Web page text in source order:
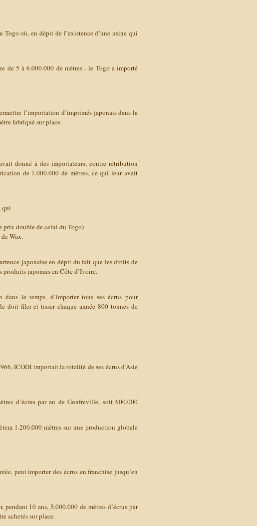
où, en dépit de l’existence d’une usine qui
de 5 à 6.000.000 de mètres - le Togo a importé
l’importation d’imprimés japonais dans la
fabriqué sur place.
donné à des importateurs, contre rétribution
de 1.000.000 de mètres, ce qui leur avait
qui
prix double de celui du Togo)
Wax.
japonaise en dépit du fait que les droits de
produits japonais en Côte d’Ivoire.
le temps, d’importer tous ses écrus pour
doit filer et tisser chaque année 800 tonnes de
ICODI importait la totalité de ses écrus d’Asie
d’écrus par an de Gonfreville, soit 600.000
1.200.000 mètres sur une production globale
peut importer des écrus en franchise jusqu’en
pendant 10 ans, 5.000.000 de mètres d’écrus par
achetés sur place.